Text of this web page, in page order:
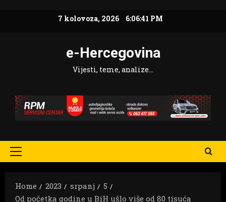
7 kolovoza, 2026 6:06:42 PM
e-Hercegovina
Vijesti, teme, analize…
Primary
Home
2023 srpanj
5
Od početka godine u BiH ušlo više od 80 tisuća